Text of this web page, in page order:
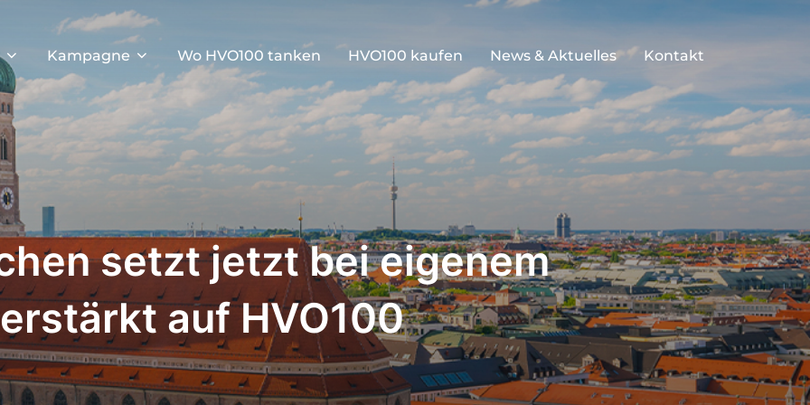
Kampagne Wo HVO100 tanken HVO100 kaufen News & Aktuelles Kontakt
setzt jetzt bei eigenem
auf HVO100